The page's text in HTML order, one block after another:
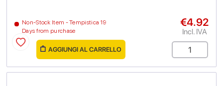
Non-Stock Item - Tempistica 19
Days from purchase
€4.92
Incl. IVA
AGGIUNGI AL CARRELLO